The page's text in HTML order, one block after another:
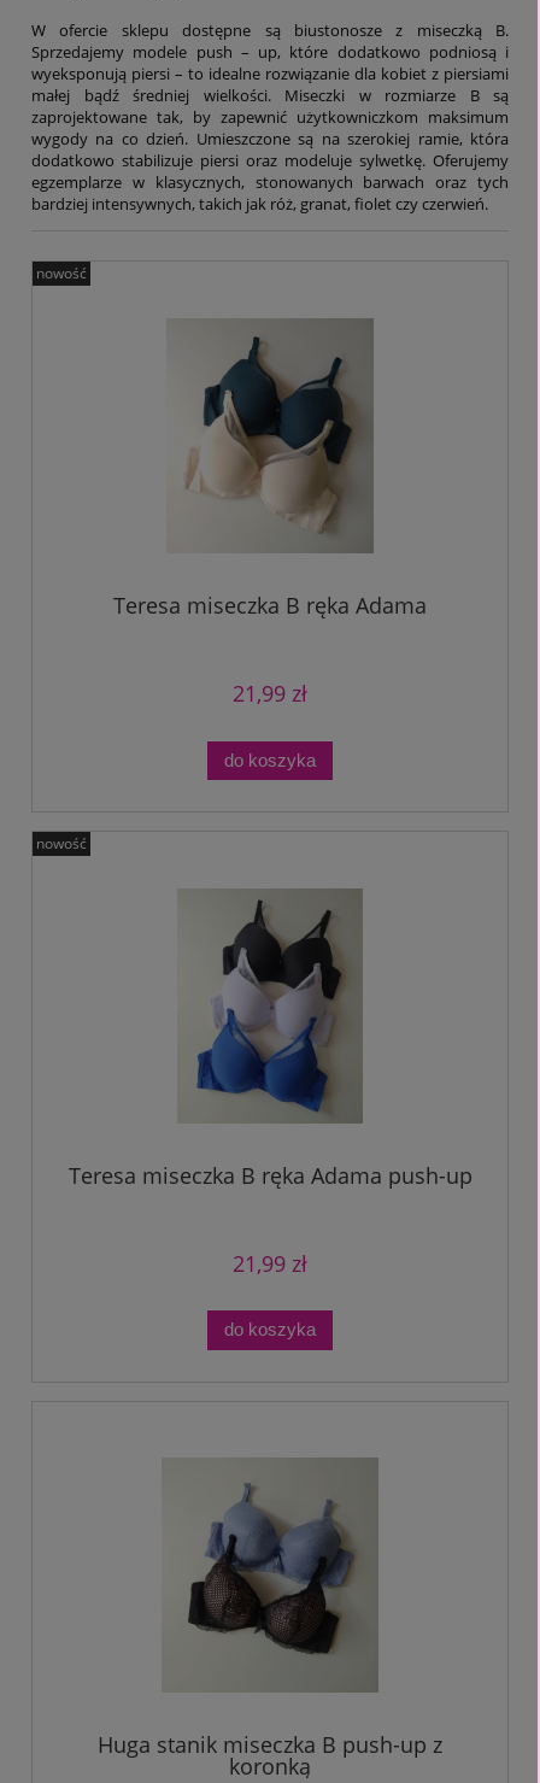
W ofercie sklepu dostępne są biustonosze z miseczką B.
Sprzedajemy modele push – up, które dodatkowo podniosą i
wyeksponują piersi – to idealne rozwiązanie dla kobiet z piersiami
małej bądź średniej wielkości. Miseczki w rozmiarze B są
zaprojektowane tak, by zapewnić użytkowniczkom maksimum
wygody na co dzień. Umieszczone są na szerokiej ramie, która
dodatkowo stabilizuje piersi oraz modeluje sylwetkę. Oferujemy
egzemplarze w klasycznych, stonowanych barwach oraz tych
bardziej intensywnych, takich jak róż, granat, fiolet czy czerwień.
Teresa miseczka B ręka Adama
21,99 zł
do koszyka
nowość
Teresa miseczka B ręka Adama push-up
21,99 zł
do koszyka
nowość
Huga stanik miseczka B push-up z
koronką